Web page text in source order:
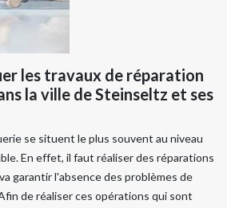
les travaux de réparation
la ville de Steinseltz et ses
se situent le plus souvent au niveau
En effet, il faut réaliser des réparations
garantir l'absence des problèmes de
de réaliser ces opérations qui sont